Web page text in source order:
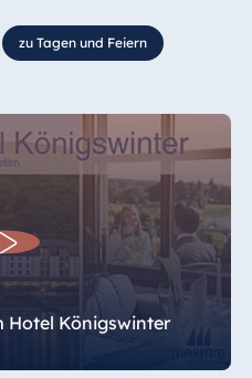
zu Tagen und Feiern
Hotel Königswinter